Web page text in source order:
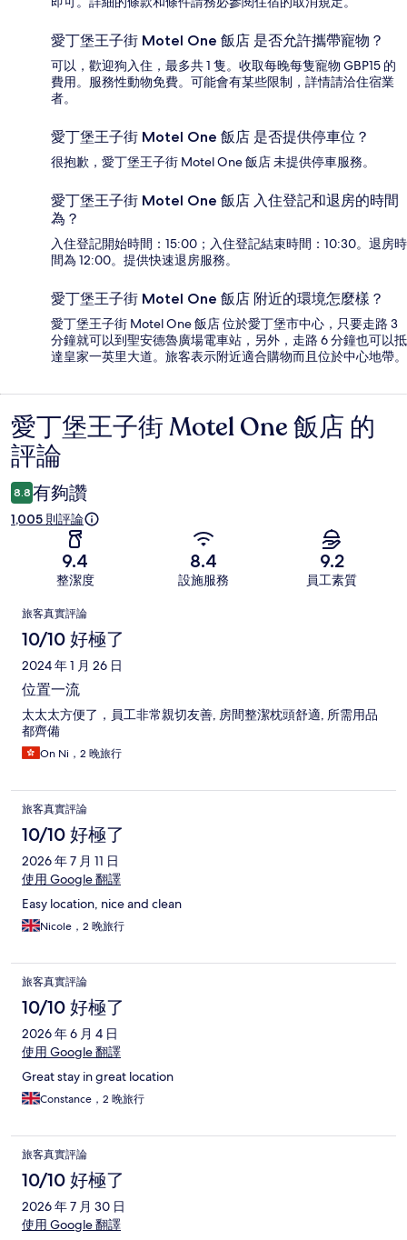
愛丁堡王子街 Motel One 飯店 是否允許攜帶寵物？
可以，歡迎狗入住，最多共 1 隻。收取每晚每隻寵物 GBP15 的
費用。服務性動物免費。可能會有某些限制，詳情請洽住宿業
者。
愛丁堡王子街 Motel One 飯店 是否提供停車位？
很抱歉，愛丁堡王子街 Motel One 飯店 未提供停車服務。
愛丁堡王子街 Motel One 飯店 入住登記和退房的時間
為？
入住登記開始時間：15:00；入住登記結束時間：10:30。退房時
間為 12:00。提供快速退房服務。
愛丁堡王子街 Motel One 飯店 附近的環境怎麼樣？
愛丁堡王子街 Motel One 飯店 位於愛丁堡市中心，只要走路 3
分鐘就可以到聖安德魯廣場電車站，另外，走路 6 分鐘也可以抵
達皇家一英里大道。旅客表示附近適合購物而且位於中心地帶。
評
論
愛丁堡王子街 Motel One 飯店 的
評論
8.8 有夠讚
1,005 則評論
9.4
整潔度
8.4
設施服務
9.2
員工素質
評
論
旅客真實評論
10/10 好極了
2024 年 1 月 26 日
位置一流
太太太方便了，員工非常親切友善, 房間整潔枕頭舒適, 所需用品
都齊備
On Ni，2 晚旅行
旅客真實評論
10/10 好極了
2026 年 7 月 11 日
使用 Google 翻譯
Easy location, nice and clean
Nicole，2 晚旅行
旅客真實評論
10/10 好極了
2026 年 6 月 4 日
使用 Google 翻譯
Great stay in great location
Constance，2 晚旅行
旅客真實評論
10/10 好極了
2026 年 7 月 30 日
使用 Google 翻譯